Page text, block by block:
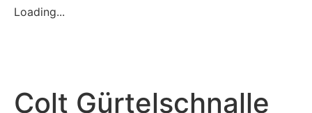
Loading...
Colt Gürtelschnalle